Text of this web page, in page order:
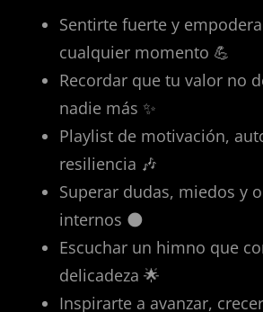
Sentirte fuerte y
cualquier momento 💪
Recordar que tu valor no
nadie más ✨
Playlist de motivación,
resiliencia 🎶
Superar dudas, miedos y
internos 🌑
Escuchar un himno que
delicadeza 🌟
Inspirarte a avanzar,